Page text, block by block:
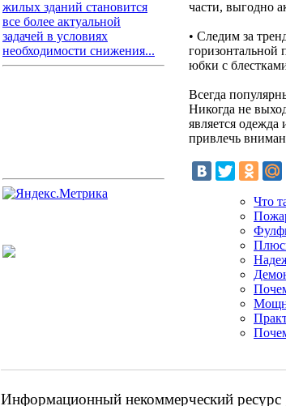
жилых зданий становится
все более актуальной
задачей в условиях
необходимости снижения...
части, выгодно
• Следим за
горизонтальной
юбки с
Всегда
Никогда не
является
привлечь
Что
Информационный некоммерческий